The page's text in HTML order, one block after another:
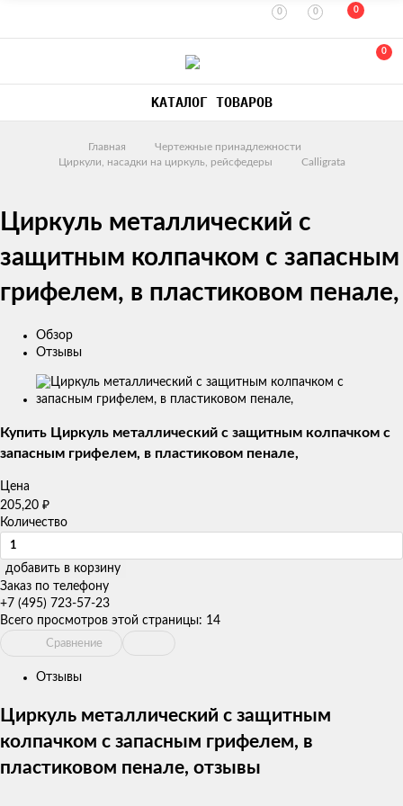
0 0 0
0
КАТАЛОГ ТОВАРОВ
Главная
Чертежные принадлежности
Циркули, насадки на циркуль, рейсфедеры
Calligrata
Циркуль металлический с
защитным колпачком с запасным
грифелем, в пластиковом пенале,
Обзор
Отзывы
Изображения
Купить Циркуль металлический с защитным колпачком с
запасным грифелем, в пластиковом пенале,
Цена
205,20 ₽
Количество
добавить в корзину
Заказ по телефону
+7 (495) 723-57-23
Всего просмотров этой страницы: 14
Сравнение
Отзывы
Циркуль металлический с защитным
колпачком с запасным грифелем, в
пластиковом пенале, отзывы